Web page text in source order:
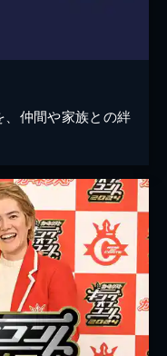
仲間や家族との絆